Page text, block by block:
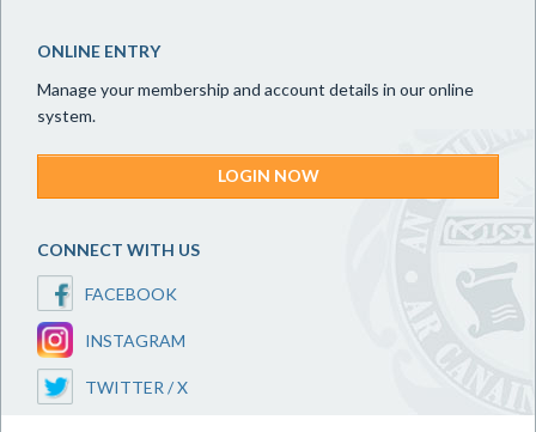
ONLINE ENTRY
Manage your membership and account details in our online
system.
LOGIN NOW
CONNECT WITH US
FACEBOOK
INSTAGRAM
TWITTER / X